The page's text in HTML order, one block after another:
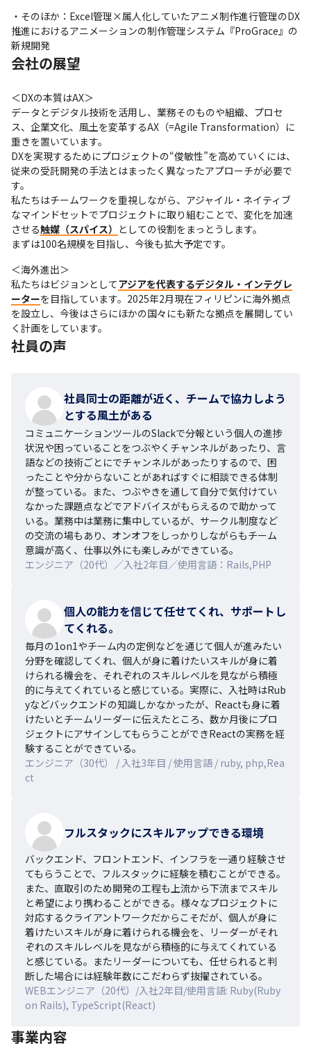
・そのほか：Excel管理×属人化していたアニメ制作進行管理のDX
推進におけるアニメーションの制作管理システム『ProGrace』の
新規開発
会社の展望
＜DXの本質はAX＞
データとデジタル技術を活用し、業務そのものや組織、プロセ
ス、企業文化、風土を変革するAX（=Agile Transformation）に
重きを置いています。
DXを実現するためにプロジェクトの“俊敏性”を高めていくには、
従来の受託開発の手法とはまったく異なったアプローチが必要で
す。
私たちはチームワークを重視しながら、アジャイル・ネイティブ
なマインドセットでプロジェクトに取り組むことで、変化を加速
させる触媒（スパイス） としての役割をまっとうします。
まずは100名規模を目指し、今後も拡大予定です。
＜海外進出＞
私たちはビジョンとしてアジアを代表するデジタル・インテグレ
ーターを目指しています。2025年2月現在フィリピンに海外拠点
を設立し、今後はさらにほかの国々にも新たな拠点を展開してい
く計画をしています。
社員の声
社員同士の距離が近く、チームで協力しよう
とする風土がある
コミュニケーションツールのSlackで分報という個人の進捗
状況や困っていることをつぶやくチャンネルがあったり、言
語などの技術ごとにでチャンネルがあったりするので、困
ったことや分からないことがあればすぐに相談できる体制
が整っている。また、つぶやきを通して自分で気付けてい
なかった課題点などでアドバイスがもらえるので助かって
いる。業務中は業務に集中しているが、サークル制度など
の交流の場もあり、オンオフをしっかりしながらもチーム
意識が高く、仕事以外にも楽しみができている。
エンジニア（20代）／入社2年目／使用言語：Rails,PHP
個人の能力を信じて任せてくれ、サポートし
てくれる。
毎月の1on1やチーム内の定例などを通じて個人が進みたい
分野を確認してくれ、個人が身に着けたいスキルが身に着
けられる機会を、それぞれのスキルレベルを見ながら積極
的に与えてくれていると感じている。実際に、入社時はRub
yなどバックエンドの知識しかなかったが、Reactも身に着
けたいとチームリーダーに伝えたところ、数か月後にプロ
ジェクトにアサインしてもらうことができReactの実務を経
験することができている。
エンジニア（30代） / 入社3年目 / 使用言語 / ruby, php,Rea
ct
フルスタックにスキルアップできる環境
バックエンド、フロントエンド、インフラを一通り経験させ
てもらうことで、フルスタックに経験を積むことができる。
また、直取引のため開発の工程も上流から下流までスキル
と希望により携わることができる。様々なプロジェクトに
対応するクライアントワークだからこそだが、個人が身に
着けたいスキルが身に着けられる機会を、リーダーがそれ
ぞれのスキルレベルを見ながら積極的に与えてくれている
と感じている。またリーダーについても、任せられると判
断した場合には経験年数にこだわらず抜擢されている。
WEBエンジニア（20代）/入社2年目/使用言語: Ruby(Ruby
on Rails), TypeScript(React)
事業内容